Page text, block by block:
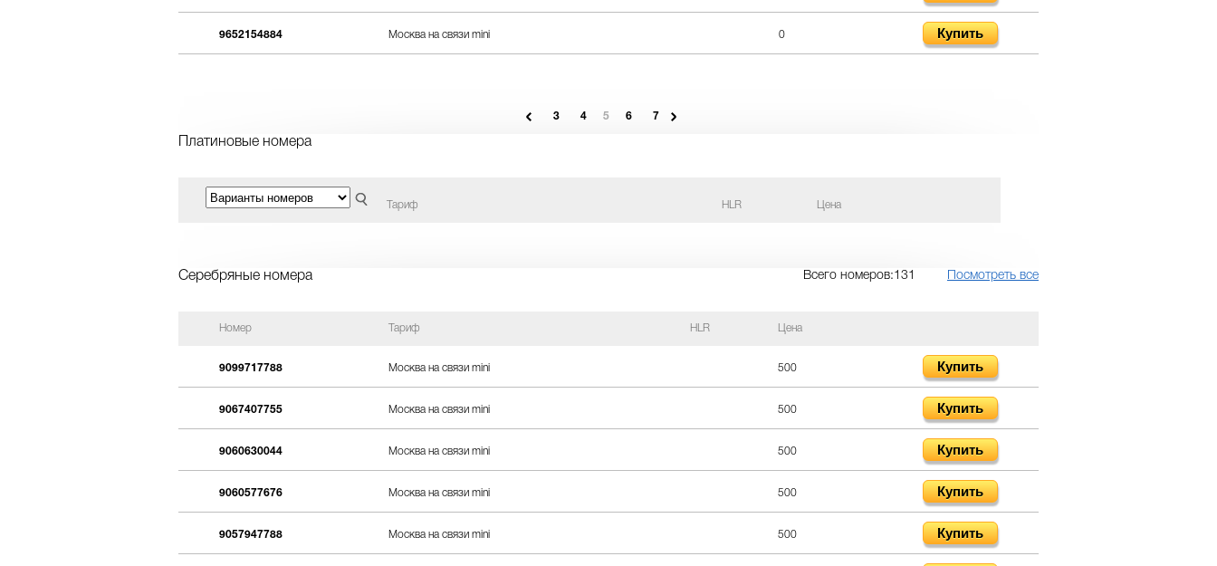
9652154884 Москва на связи mini 0 Купить
3 4 5 6 7
Платиновые номера
Тариф HLR Цена
Серебряные номера Всего номеров:131 Посмотреть все
Номер Тариф HLR Цена
9099717788 Москва на связи mini 500 Купить
9067407755 Москва на связи mini 500 Купить
9060630044 Москва на связи mini 500 Купить
9060577676 Москва на связи mini 500 Купить
9057947788 Москва на связи mini 500 Купить